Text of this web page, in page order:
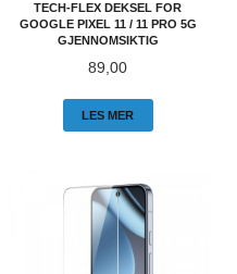
TECH-FLEX DEKSEL FOR
GOOGLE PIXEL 11 / 11 PRO 5G
GJENNOMSIKTIG
Pris
89,00
LES MER